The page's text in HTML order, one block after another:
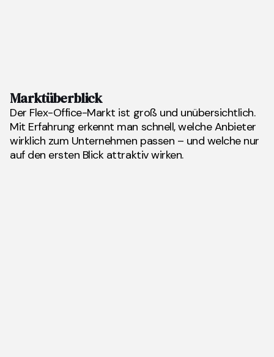
Marktüberblick
Der Flex-Office-Markt ist groß und unübersichtlich.
Mit Erfahrung erkennt man schnell, welche Anbieter
wirklich zum Unternehmen passen – und welche nur
auf den ersten Blick attraktiv wirken.